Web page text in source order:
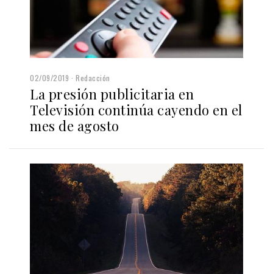
02/09/2019 Redacción
La presión publicitaria en
Televisión continúa cayendo en el
mes de agosto